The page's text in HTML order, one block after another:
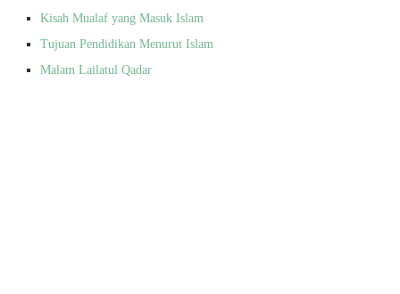
Kisah Mualaf yang Masuk Islam
Tujuan Pendidikan Menurut Islam
Malam Lailatul Qadar